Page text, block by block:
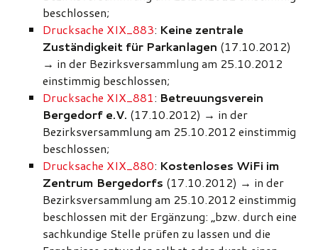
beschlossen;
Drucksache XIX_883: Keine zentrale
Zuständigkeit für Parkanlagen (17.10.2012)
→ in der Bezirksversammlung am 25.10.2012
einstimmig beschlossen;
Drucksache XIX_881: Betreuungsverein
Bergedorf e.V. (17.10.2012) → in der
Bezirksversammlung am 25.10.2012 einstimmig
beschlossen;
Drucksache XIX_880: Kostenloses WiFi im
Zentrum Bergedorfs (17.10.2012) → in der
Bezirksversammlung am 25.10.2012 einstimmig
beschlossen mit der Ergänzung: „bzw. durch eine
sachkundige Stelle prüfen zu lassen und die